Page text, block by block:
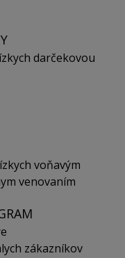
darčekovou
voňavým
venovaním
zákazníkov